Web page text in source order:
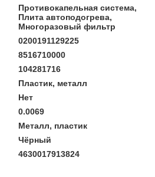
Противокапельная система,
Плита автоподогрева,
Многоразовый фильтр
0200191129225
8516710000
104281716
Пластик, металл
Нет
0.0069
Металл, пластик
Чёрный
4630017913824